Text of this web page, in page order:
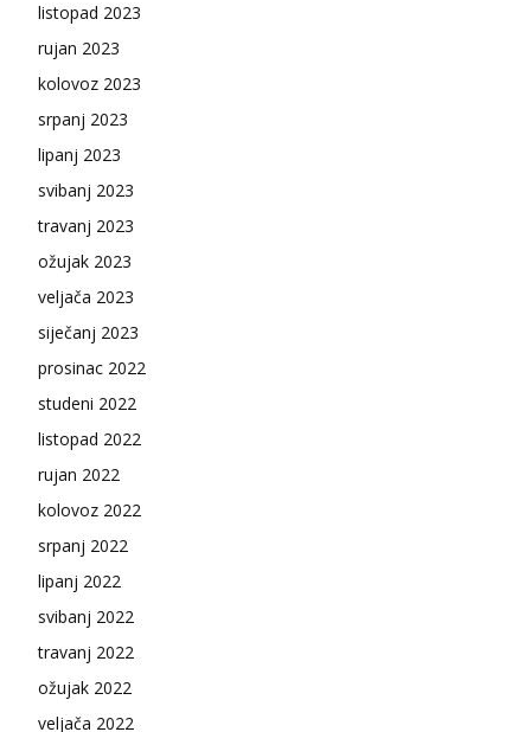
listopad 2023
rujan 2023
kolovoz 2023
srpanj 2023
lipanj 2023
svibanj 2023
travanj 2023
ožujak 2023
veljača 2023
siječanj 2023
prosinac 2022
studeni 2022
listopad 2022
rujan 2022
kolovoz 2022
srpanj 2022
lipanj 2022
svibanj 2022
travanj 2022
ožujak 2022
veljača 2022